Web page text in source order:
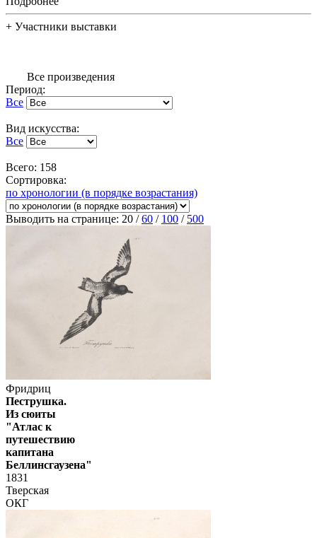
+ Участники выставки
Все произведения
Период:
Все
Вид искусства:
Все
Всего: 158
Сортировка:
по хронологии (в порядке возрастания)
Выводить на странице: 20 /60 / 100 / 500
Фридриц
Пеструшка.
Из сюиты
"Атлас к
путешествию
капитана
Беллинсгаузена"
1831
Тверская
ОКГ